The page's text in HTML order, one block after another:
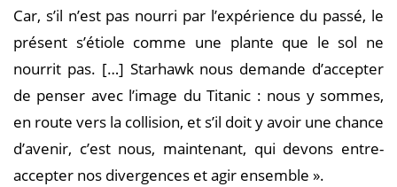
Car, s’il n’est pas nourri par l’expérience du passé, le
présent s’étiole comme une plante que le sol ne
nourrit pas. […] Starhawk nous demande d’accepter
de penser avec l’image du Titanic : nous y sommes,
en route vers la collision, et s’il doit y avoir une chance
d’avenir, c’est nous, maintenant, qui devons entre-
accepter nos divergences et agir ensemble ».